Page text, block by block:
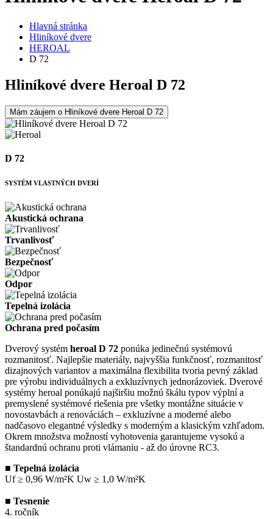
Hlavná stránka
Hliníkové dvere
HEROAL
D 72
Hliníkové dvere Heroal D 72
Mám záujem o Hliníkové dvere Heroal D 72
D 72
SYSTÉM VLASTNÝCH DVERÍ
Akustická ochrana
Trvanlivosť
Bezpečnosť
Odpor
Tepelná izolácia
Ochrana pred počasím
Dverový systém heroal D 72 ponúka jedinečnú systémovú
rozmanitosť. Najlepšie materiály, najvyššia funkčnosť, rozmanitosť
dizajnových variantov a maximálna flexibilita tvoria pevný základ
pre výrobu individuálnych a exkluzívnych jednorázoviek. Dverové
systémy heroal ponúkajú najširšiu možnú škálu typov výplní a
premyslené systémové riešenia pre všetky montážne situácie v
novostavbách a renováciách – exkluzívne a moderné alebo
nadčasovo elegantné výsledky s moderným a klasickým vzhľadom.
Okrem množstva možností vyhotovenia garantujeme vysokú a
štandardnú ochranu proti vlámaniu - až do úrovne RC3.
■ Tepelná izolácia
Uf ≥ 0,96 W/m²K Uw ≥ 1,0 W/m²K
■ Tesnenie
4. ročník